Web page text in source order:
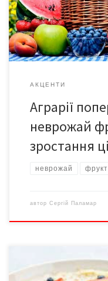
Української асоціації
передає Уніан. За його
дощову весну […]
АКЦЕНТИ
Аграрії
неврожай
зростання
неврожай
автор Сергій Паламар